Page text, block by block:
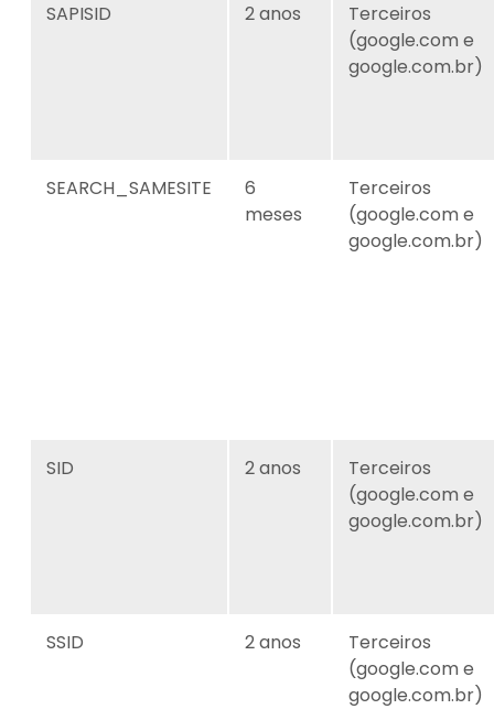
SAPISID 2 anos
Terceiros
(google.com e
google.com.br)
SEARCH_SAMESITE
6
meses
Terceiros
(google.com e
google.com.br)
SID 2 anos
Terceiros
(google.com e
google.com.br)
SSID 2 anos
Terceiros
(google.com e
google.com.br)